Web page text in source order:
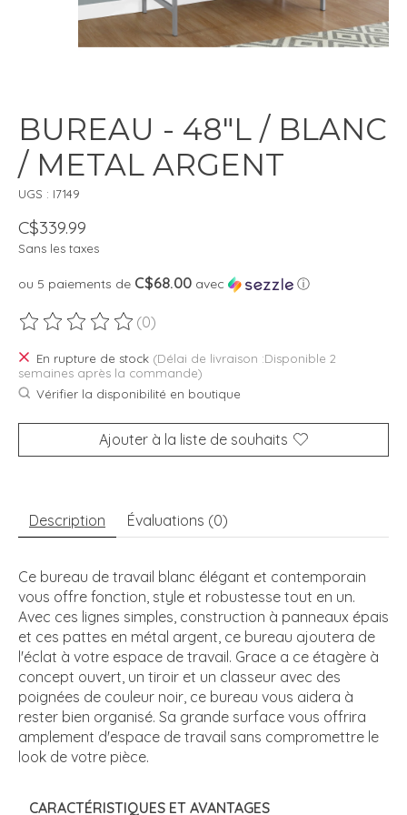
BUREAU - 48"L / BLANC
/ METAL ARGENT
UGS : I7149
C$339.99
Sans les taxes
ou 5 paiements de C$68.00 avec ⓘ
Ce produit est évalué à
(0)
En rupture de stock (Délai de livraison :Disponible 2
semaines après la commande)
Vérifier la disponibilité en boutique
Ajouter à la liste de souhaits
Description Évaluations (0)
Ce bureau de travail blanc élégant et contemporain
vous offre fonction, style et robustesse tout en un.
Avec ces lignes simples, construction à panneaux épais
et ces pattes en métal argent, ce bureau ajoutera de
l'éclat à votre espace de travail. Grace a ce étagère à
concept ouvert, un tiroir et un classeur avec des
poignées de couleur noir, ce bureau vous aidera à
rester bien organisé. Sa grande surface vous offrira
amplement d'espace de travail sans compromettre le
look de votre pièce.
CARACTÉRISTIQUES ET AVANTAGES